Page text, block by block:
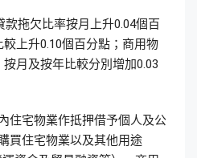
拖欠比率按月上升0.04個百
上升0.10個百分點；商用物
月及按年比較分別增加0.03
住宅物業作抵押借予個人及公
買住宅物業以及其他用途